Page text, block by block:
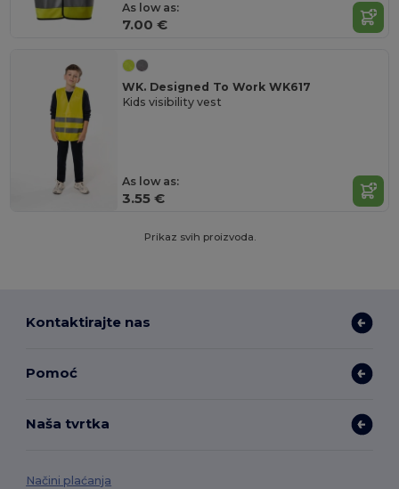
As low as:
7.00 €
WK. Designed To Work WK617
Kids visibility vest
As low as:
3.55 €
Prikaz svih proizvoda.
Kontaktirajte nas
Pomoć
Naša tvrtka
Načini plaćanja